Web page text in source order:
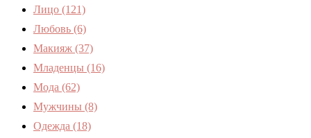
Лицо (121)
Любовь (6)
Макияж (37)
Младенцы (16)
Мода (62)
Мужчины (8)
Одежда (18)